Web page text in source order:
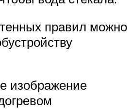
правил можно
изображение